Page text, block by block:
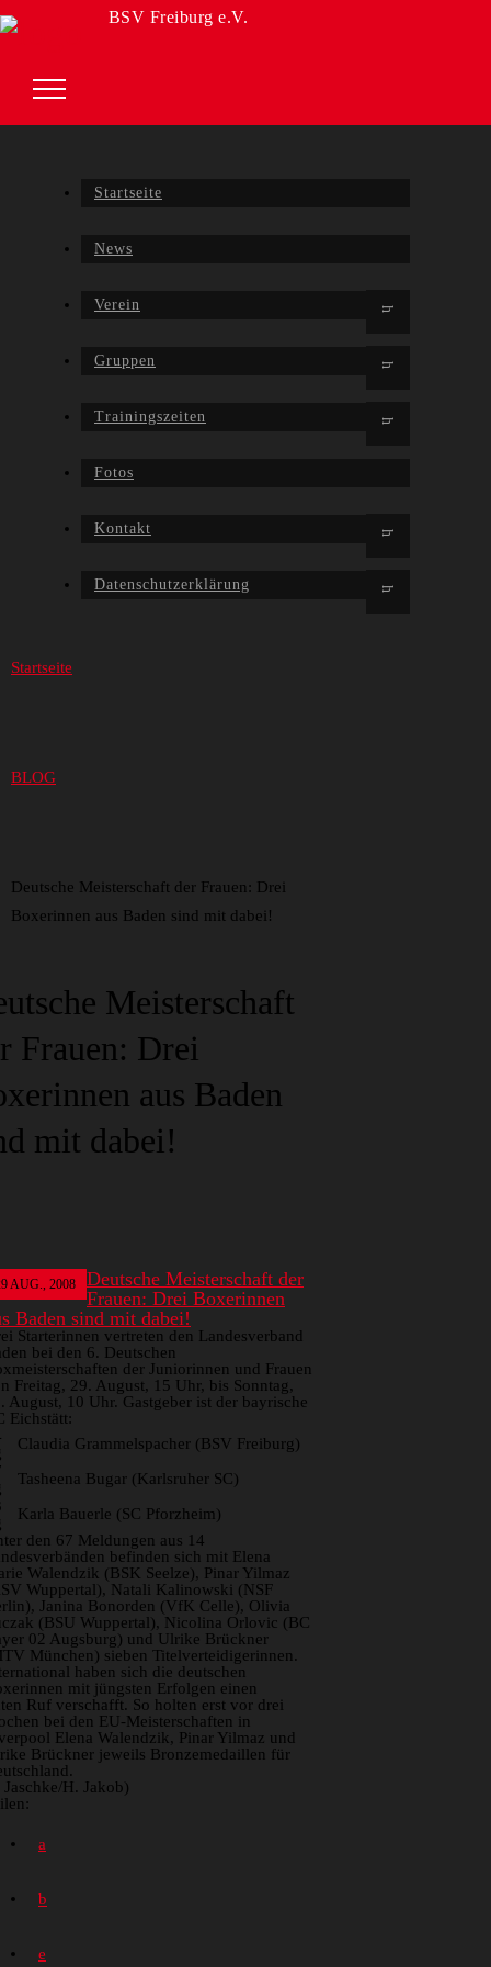
BSV Freiburg e.V.
Startseite
News
Verein
Gruppen
Trainingszeiten
Fotos
Kontakt
Datenschutzerklärung
Startseite
BLOG
Deutsche Meisterschaft der Frauen: Drei
Boxerinnen aus Baden sind mit dabei!
Meisterschaft
Frauen: Drei
aus Baden
mit dabei!
AUG., 2008
Deutsche Meisterschaft der
Frauen: Drei Boxerinnen
Baden sind mit dabei!
Starterinnen vertreten den Landesverband
bei den 6. Deutschen
der Juniorinnen und Frauen
Freitag, 29. August, 15 Uhr, bis Sonntag,
August, 10 Uhr. Gastgeber ist der bayrische
Eichstätt:
Claudia Grammelspacher (BSV Freiburg)
Tasheena Bugar (Karlsruher SC)
Karla Bauerle (SC Pforzheim)
den 67 Meldungen aus 14
befinden sich mit Elena
Walendzik (BSK Seelze), Pinar Yilmaz
Wuppertal), Natali Kalinowski (NSF
Janina Bonorden (VfK Celle), Olivia
(BSU Wuppertal), Nicolina Orlovic (BC
02 Augsburg) und Ulrike Brückner
München) sieben Titelverteidigerinnen.
haben sich die deutschen
mit jüngsten Erfolgen einen
Ruf verschafft. So holten erst vor drei
bei den EU-Meisterschaften in
Elena Walendzik, Pinar Yilmaz und
Brückner jeweils Bronzemedaillen für
Jaschke/H. Jakob)